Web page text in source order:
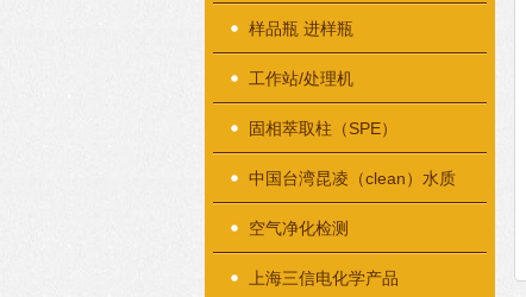
样品瓶 进样瓶
工作站/处理机
固相萃取柱（SPE）
中国台湾昆凌（clean）水质
检测仪器
空气净化检测
上海三信电化学产品